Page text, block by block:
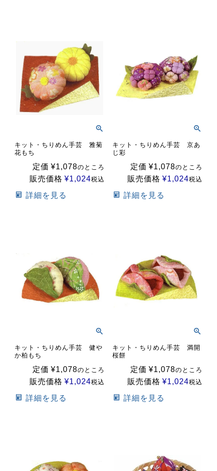
キット・ちりめん手芸 雅菊
花もち
定価 ¥1,078のところ
販売価格 ¥1,024税込
詳細を見る
キット・ちりめん手芸 京あ
じ彩
定価 ¥1,078のところ
販売価格 ¥1,024税込
詳細を見る
キット・ちりめん手芸 健や
か柏もち
定価 ¥1,078のところ
販売価格 ¥1,024税込
詳細を見る
キット・ちりめん手芸 満開
桜餅
定価 ¥1,078のところ
販売価格 ¥1,024税込
詳細を見る